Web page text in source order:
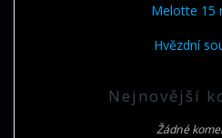
Melotte 15
Hvězdní
Nejnovější
Žádné